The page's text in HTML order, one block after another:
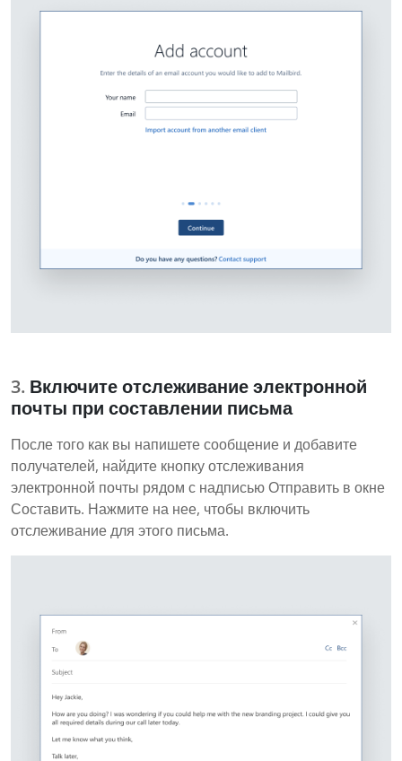
Включите отслеживание электронной
почты при составлении письма
После того как вы напишете сообщение и добавите
получателей, найдите кнопку отслеживания
электронной почты рядом с надписью Отправить в окне
Составить. Нажмите на нее, чтобы включить
отслеживание для этого письма.